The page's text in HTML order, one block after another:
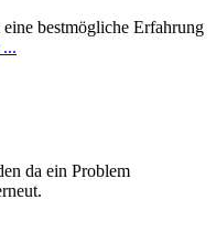
bestmögliche Erfahrung
da ein Problem